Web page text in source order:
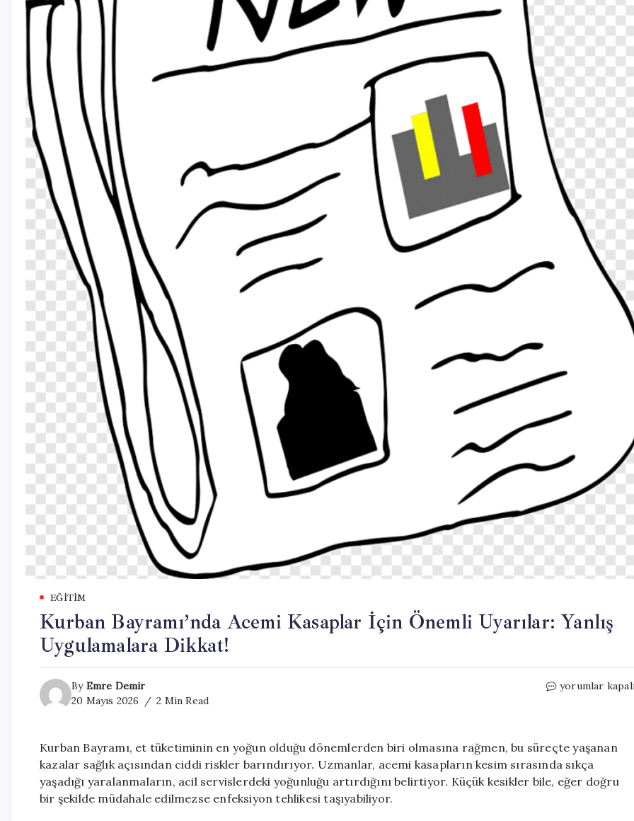
EĞITIM
Kurban Bayramı’nda Acemi Kasaplar İçin Önemli Uyarılar: Yanlış
Uygulamalara Dikkat!
By Emre Demir
20 Mayıs 2026
2 Min Read
Kurban
İçin
Önemli
Uyarılar:
Yanlış
yorumlar
Kurban Bayramı, et tüketiminin en yoğun olduğu dönemlerden biri olmasına rağmen, bu süreçte yaşanan
kazalar sağlık açısından ciddi riskler barındırıyor. Uzmanlar, acemi kasapların kesim sırasında sıkça
yaşadığı yaralanmaların, acil servislerdeki yoğunluğu artırdığını belirtiyor. Küçük kesikler bile, eğer doğru
bir şekilde müdahale edilmezse enfeksiyon tehlikesi taşıyabiliyor.